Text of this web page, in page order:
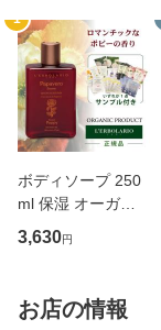
1
ボディソープ 250
ml 保湿 オーガニ
ック パパヴェロ ソ
アヴェ Papavero S
ル ポピーの香り L
ERBOLARIO レル
3,630円
お店の情報